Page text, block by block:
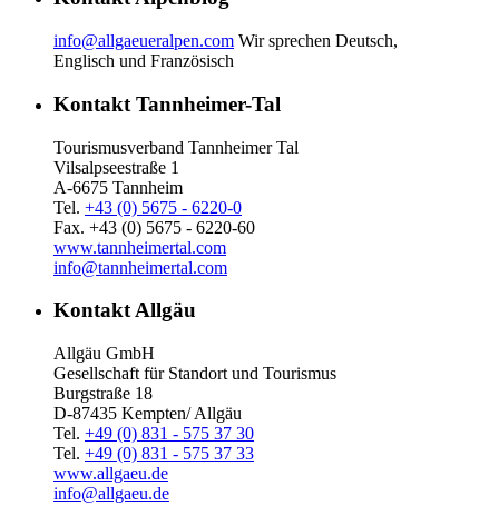
info@allgaeueralpen.com Wir sprechen Deutsch,
Englisch und Französisch
Kontakt Tannheimer-Tal
Tourismusverband Tannheimer Tal
Vilsalpseestraße 1
A-6675 Tannheim
Tel. +43 (0) 5675 - 6220-0
Fax. +43 (0) 5675 - 6220-60
www.tannheimertal.com
info@tannheimertal.com
Kontakt Allgäu
Allgäu GmbH
Gesellschaft für Standort und Tourismus
Burgstraße 18
D-87435 Kempten/ Allgäu
Tel. +49 (0) 831 - 575 37 30
Tel. +49 (0) 831 - 575 37 33
www.allgaeu.de
info@allgaeu.de